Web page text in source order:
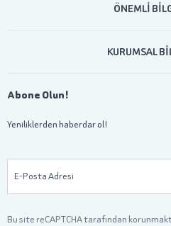
ÖNEMLİ
KURUMSAL
Abone Olun!
Yeniliklerden haberdar ol!
E-Posta Adresi
Bu site reCAPTCHA tarafından